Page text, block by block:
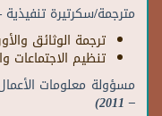
مترجمة/سكرتيرة تنفيذية
ترجمة الوثائق
تنظيم الاجتماعات
مسؤولة معلومات
– 2011)